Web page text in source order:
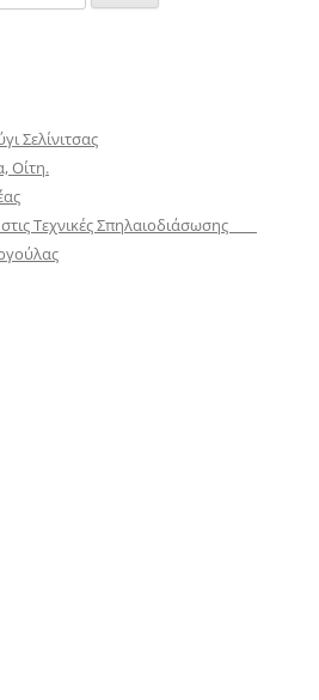
Σελίνιτσας
Οίτη.
Τεχνικές Σπηλαιοδιάσωσης